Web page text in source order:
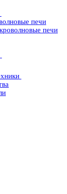
печи
печи